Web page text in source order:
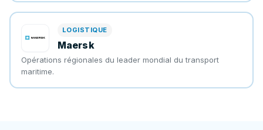
LOGISTIQUE
Maersk
Opérations régionales du leader mondial du transport
maritime.